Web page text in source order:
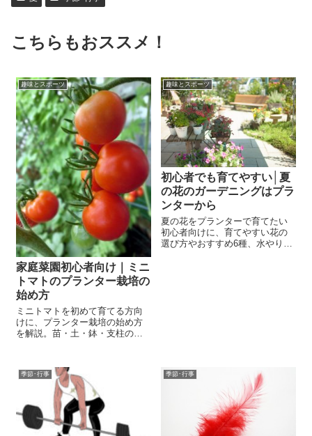
こちらもおススメ！
趣味とスポーツ
家庭菜園初心者向け｜ミニ
トマトのプランター栽培の
始め方
ミニトマトを初めて育てる方向
けに、プランター栽培の始め方
を解説。苗・土・鉢・支柱の選
すく紹介します。
趣味とスポーツ
初心者でも育てやすい│夏
の花のガーデニングはプラ
ンターから
夏の花をプランターで育てたい
初心者向けに、育てやすい花の
選び方やおすすめ6種、水やり・
季節･行事 季節･行事